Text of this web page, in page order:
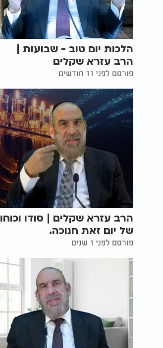
הלכות יום טוב - שבועות |
הרב עזרא שקלים
פורסם לפני 11 חודשים
הרב עזרא שקלים | סודו וכוחו
של יום זאת חנוכה.
פורסם לפני 1 שנים